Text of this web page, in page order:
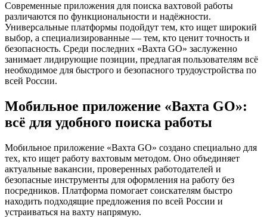
Современные приложения для поиска вахтовой работы
различаются по функциональности и надёжности.
Универсальные платформы подойдут тем, кто ищет широкий
выбор, а специализированные — тем, кто ценит точность и
безопасность. Среди последних «Вахта GO» заслуженно
занимает лидирующие позиции, предлагая пользователям всё
необходимое для быстрого и безопасного трудоустройства по
всей России.
Мобильное приложение «Вахта GO»:
всё для удобного поиска работы
Мобильное приложение «Вахта GO» создано специально для
тех, кто ищет работу вахтовым методом. Оно объединяет
актуальные вакансии, проверенных работодателей и
безопасные инструменты для оформления на работу без
посредников. Платформа помогает соискателям быстро
находить подходящие предложения по всей России и
устраиваться на вахту напрямую.